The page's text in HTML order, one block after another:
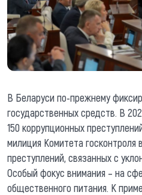
В Беларуси по-прежнему
государственных средств. В
150 коррупционных
милиция Комитета госконтроля
преступлений, связанных с
Особый фокус внимания – на
общественного питания. К